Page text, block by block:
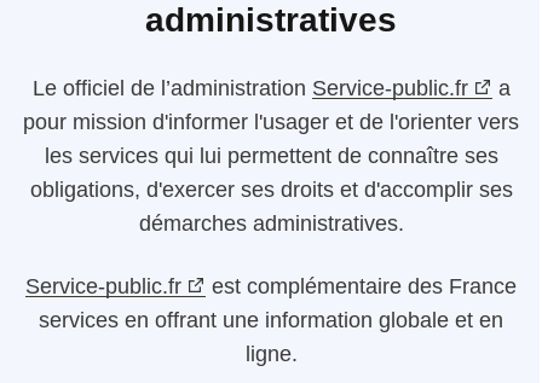
administratives
Le officiel de l’administration Service-public.fr
a
pour mission d'informer l'usager et de l'orienter vers
les services qui lui permettent de connaître ses
obligations, d'exercer ses droits et d'accomplir ses
démarches administratives.
Service-public.fr
est complémentaire des France
services en offrant une information globale et en
ligne.